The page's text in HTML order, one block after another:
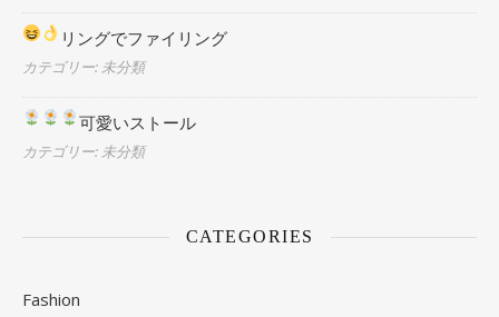
リングでファイリング
カテゴリー: 未分類
可愛いストール
カテゴリー: 未分類
CATEGORIES
Fashion